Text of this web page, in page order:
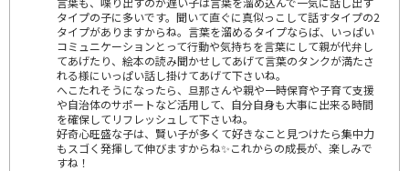
タイプの子に多いです。聞いて直ぐに真似っこして話すタイプの2
タイプがありますからね。言葉を溜めるタイプならば、いっぱい
コミュニケーションとって行動や気持ちを言葉にして親が代弁し
てあげたり、絵本の読み聞かせしてあげて言葉のタンクが満たさ
れる様にいっぱい話し掛けてあげて下さいね。
へこたれそうになったら、旦那さんや親や一時保育や子育て支援
や自治体のサポートなど活用して、自分自身も大事に出来る時間
を確保してリフレッシュして下さいね。
好奇心旺盛な子は、賢い子が多くて好きなこと見つけたら集中力
もスゴく発揮して伸びますからね✨これからの成長が、楽しみで
すね！